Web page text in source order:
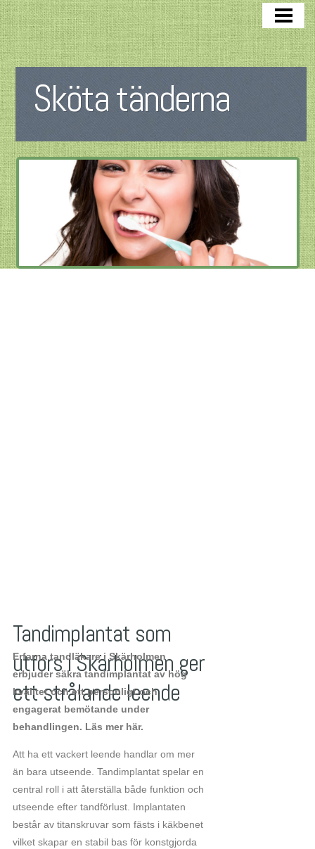
SKÖTA TÄNDERNA
DÅLIGA TÄNDER
BAKTERIER I MUNNEN
VISDOMSTAND
TANDKÖTT
FLUOR TÄNDER
BLOGG
Sköta tänderna
Tandimplantat som
utförs i Skärholmen ger
ett strålande leende
Erfarna tandläkare i Skärholmen
erbjuder säkra tandimplantat av hög
kvalitet och ett personligt och
engagerat bemötande under
behandlingen. Läs mer här.
Att ha ett vackert leende handlar om mer
än bara utseende. Tandimplantat spelar en
central roll i att återställa både funktion och
utseende efter tandförlust. Implantaten
består av titanskruvar som fästs i käkbenet
vilket skapar en stabil bas för konstgjorda